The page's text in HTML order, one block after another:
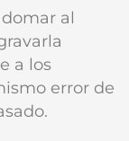
al
a los
error de